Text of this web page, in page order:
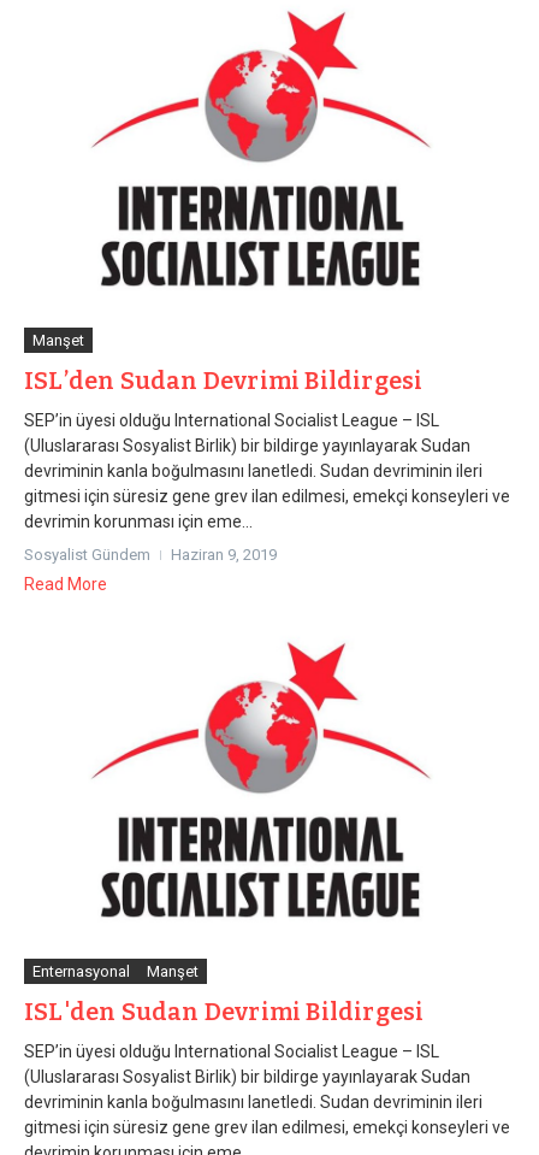
Manşet
ISL’den Sudan Devrimi Bildirgesi
SEP’in üyesi olduğu International Socialist League – ISL
(Uluslararası Sosyalist Birlik) bir bildirge yayınlayarak Sudan
devriminin kanla boğulmasını lanetledi. Sudan devriminin ileri
gitmesi için süresiz gene grev ilan edilmesi, emekçi konseyleri ve
devrimin korunması için eme...
Sosyalist Gündem Haziran 9, 2019
Read More
Enternasyonal Manşet
ISL'den Sudan Devrimi Bildirgesi
SEP’in üyesi olduğu International Socialist League – ISL
(Uluslararası Sosyalist Birlik) bir bildirge yayınlayarak Sudan
devriminin kanla boğulmasını lanetledi. Sudan devriminin ileri
gitmesi için süresiz gene grev ilan edilmesi, emekçi konseyleri ve